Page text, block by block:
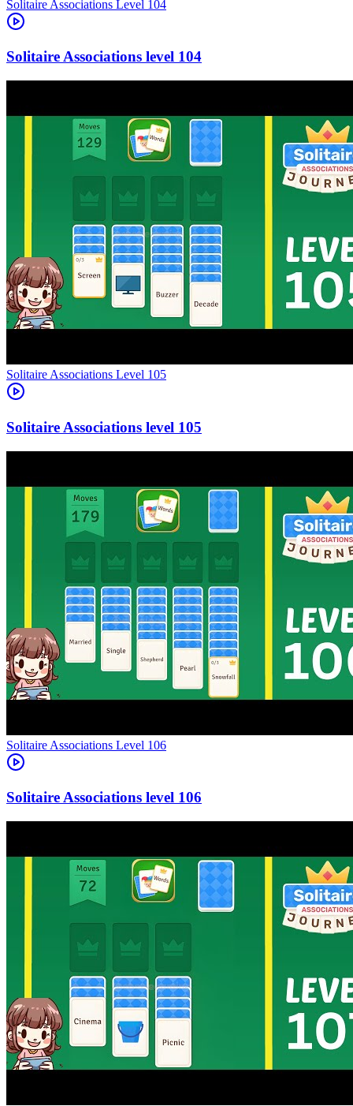
Level 104
104
Level 105
105
Level 106
106